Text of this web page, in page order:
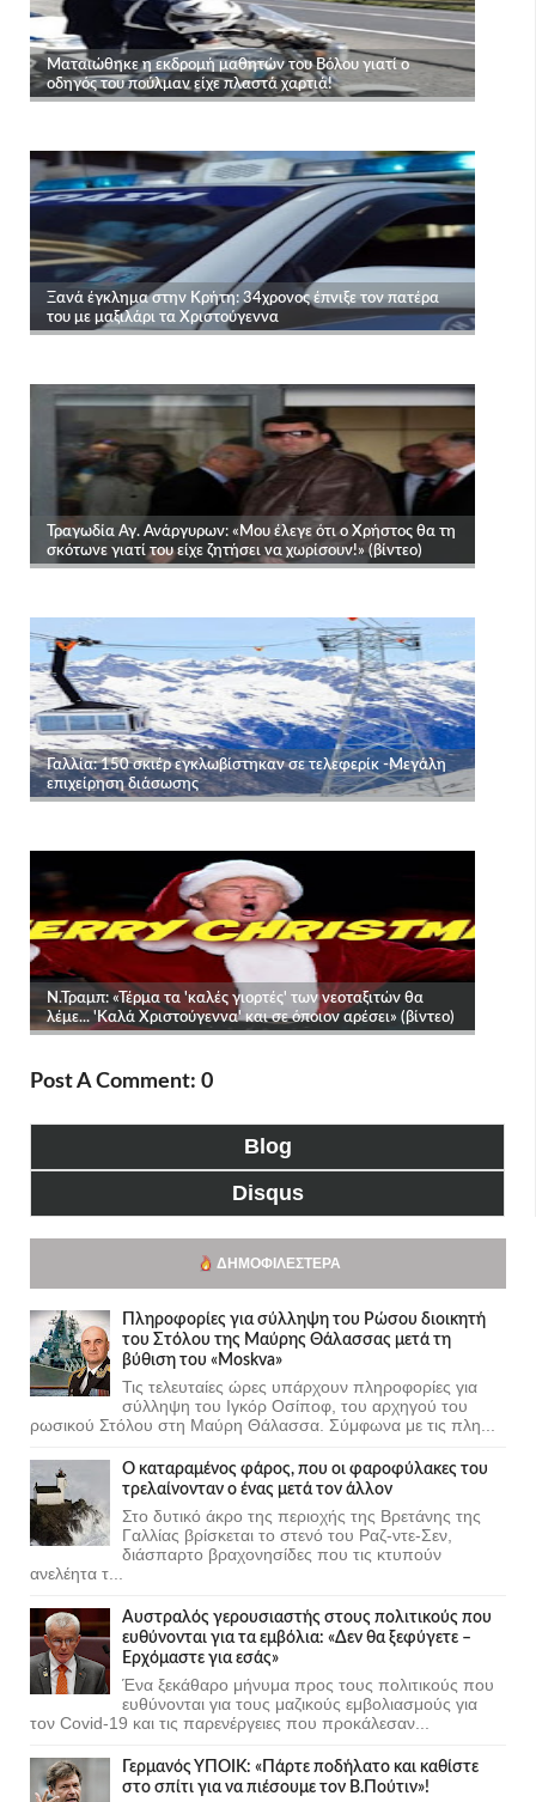
Post A Comment: 0
Blog
Disqus
ΔΗΜΟΦΙΛΈΣΤΕΡΑ
Πληροφορίες για σύλληψη του Ρώσου διοικητή
του Στόλου της Mαύρης Θάλασσας μετά τη
βύθιση του «Moskva»
Τις τελευταίες ώρες υπάρχουν πληροφορίες για
σύλληψη του Ιγκόρ Οσίποφ, του αρχηγού του
ρωσικού Στόλου στη Μαύρη Θάλασσα. Σύμφωνα με τις πλη...
Ο καταραμένος φάρος, που οι φαροφύλακες του
τρελαίνονταν ο ένας μετά τον άλλον
Στο δυτικό άκρο της περιοχής της Βρετάνης της
Γαλλίας βρίσκεται το στενό του Ραζ-ντε-Σεν,
διάσπαρτο βραχονησίδες που τις κτυπούν
ανελέητα τ...
Αυστραλός γερουσιαστής στους πολιτικούς που
ευθύνονται για τα εμβόλια: «Δεν θα ξεφύγετε –
Ερχόμαστε για εσάς»
Ένα ξεκάθαρο μήνυμα προς τους πολιτικούς που
ευθύνονται για τους μαζικούς εμβολιασμούς για
τον Covid-19 και τις παρενέργειες που προκάλεσαν...
Γερμανός ΥΠΟΙΚ: «Πάρτε ποδήλατο και καθίστε
στο σπίτι για να πιέσουμε τον Β.Πούτιν»!